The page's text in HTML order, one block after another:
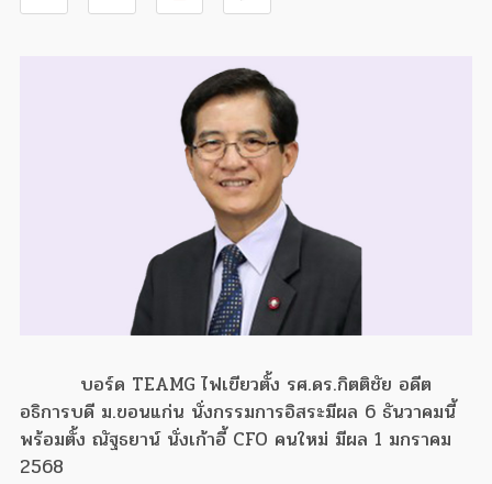
บอร์ด TEAMG ไฟเขียวตั้ง รศ.ดร.กิตติชัย อดีต
อธิการบดี ม.ขอนแก่น นั่งกรรมการอิสระมีผล 6 ธันวาคมนี้
พร้อมตั้ง ณัฐธยาน์ นั่งเก้าอี้ CFO คนใหม่ มีผล 1 มกราคม
2568